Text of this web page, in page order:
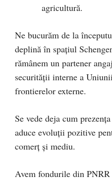
agricultură.
Ne bucurăm de la
deplină în spațiul
rămânem un partener
securității interne a
frontierelor externe.
Se vede deja cum
aduce evoluții pozitive
comerț și mediu.
Avem fondurile din